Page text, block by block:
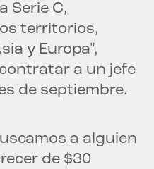
Serie C,
territorios,
y Europa",
a un jefe
de septiembre.
a alguien
de $30